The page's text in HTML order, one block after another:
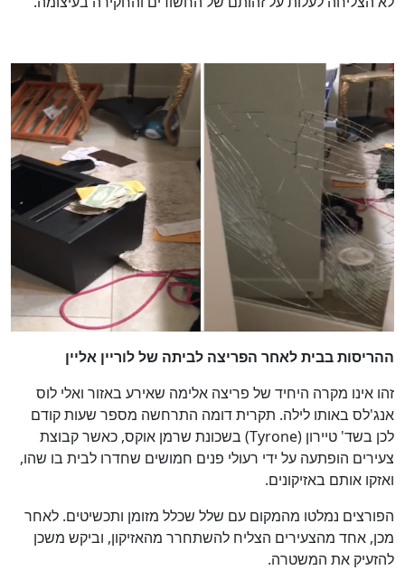
ההריסות בבית לאחר הפריצה לביתה של לוריין אליין
זהו אינו מקרה היחיד של פריצה אלימה שאירע באזור ואלי לוס
אנג'לס באותו לילה. תקרית דומה התרחשה מספר שעות קודם
לכן בשד' טיירון (Tyrone) בשכונת שרמן אוקס, כאשר קבוצת
צעירים הופתעה על ידי רעולי פנים חמושים שחדרו לבית בו שהו,
ואזקו אותם באזיקונים.
הפורצים נמלטו מהמקום עם שלל שכלל מזומן ותכשיטים. לאחר
מכן, אחד מהצעירים הצליח להשתחרר מהאזיקון, וביקש משכן
להזעיק את המשטרה.